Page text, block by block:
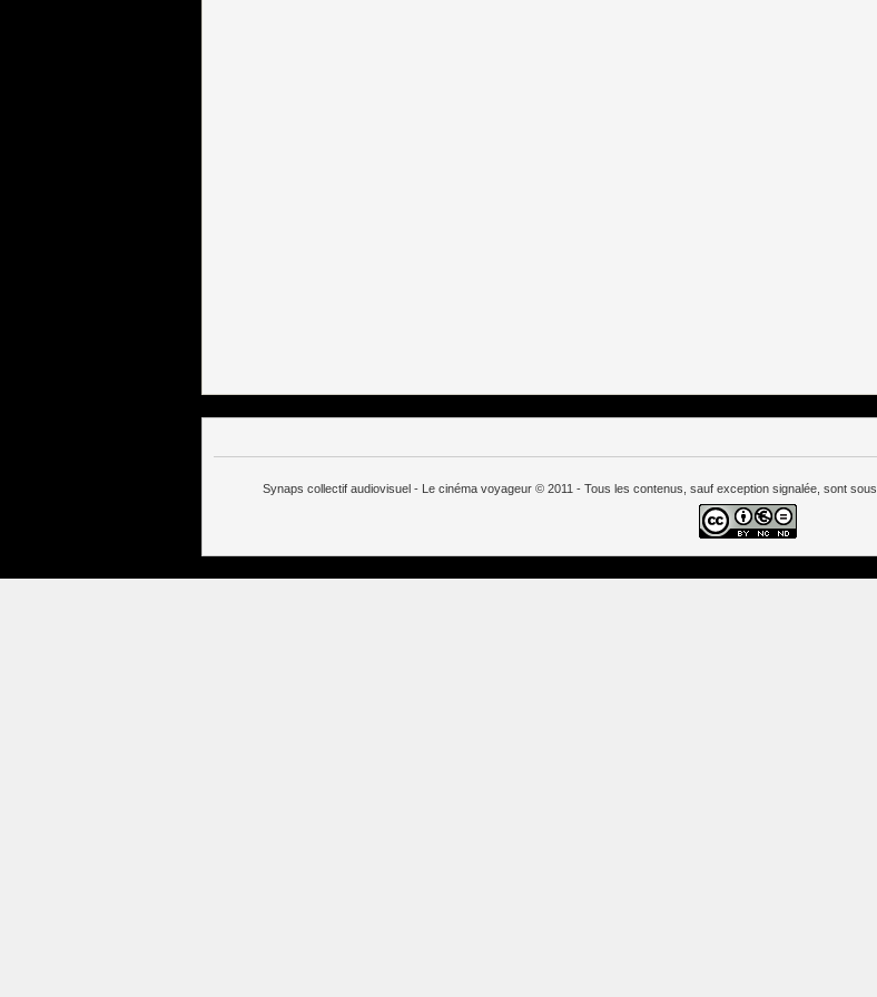
Synaps collectif audiovisuel - Le cinéma voyageur © 2011 - Tous les contenus, sauf exception signalée, sont sous